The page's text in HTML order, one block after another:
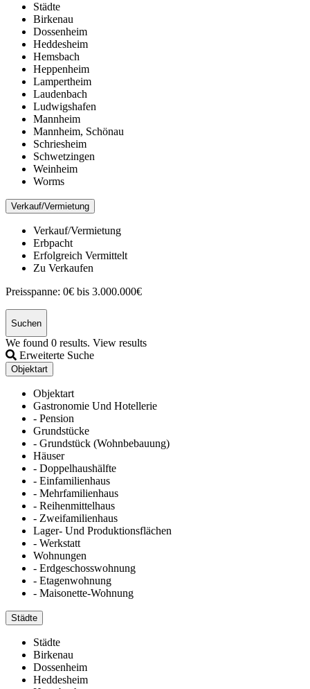
Städte
Birkenau
Dossenheim
Heddesheim
Hemsbach
Heppenheim
Lampertheim
Laudenbach
Ludwigshafen
Mannheim
Mannheim, Schönau
Schriesheim
Schwetzingen
Weinheim
Worms
Verkauf/Vermietung
Verkauf/Vermietung
Erbpacht
Erfolgreich Vermittelt
Zu Verkaufen
Preisspanne: 0€ bis 3.000.000€
Suchen
We found 0 results. View results
Erweiterte Suche
Objektart
Objektart
Gastronomie Und Hotellerie
- Pension
Grundstücke
- Grundstück (Wohnbebauung)
Häuser
- Doppelhaushälfte
- Einfamilienhaus
- Mehrfamilienhaus
- Reihenmittelhaus
- Zweifamilienhaus
Lager- Und Produktionsflächen
- Werkstatt
Wohnungen
- Erdgeschosswohnung
- Etagenwohnung
- Maisonette-Wohnung
Städte
Städte
Birkenau
Dossenheim
Heddesheim